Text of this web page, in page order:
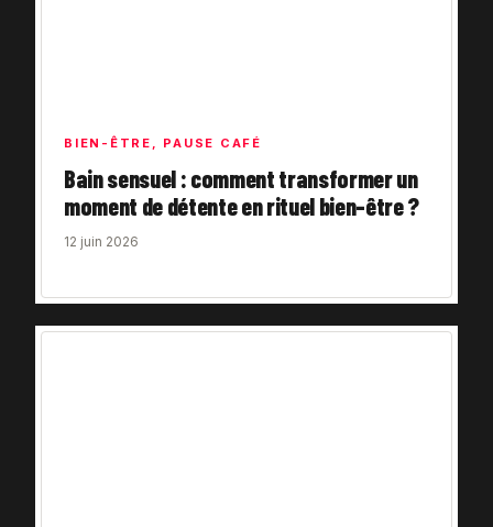
BIEN-ÊTRE PAUSE CAFÉ
Bain sensuel : comment transformer un
moment de détente en rituel bien-être ?
12 juin 2026